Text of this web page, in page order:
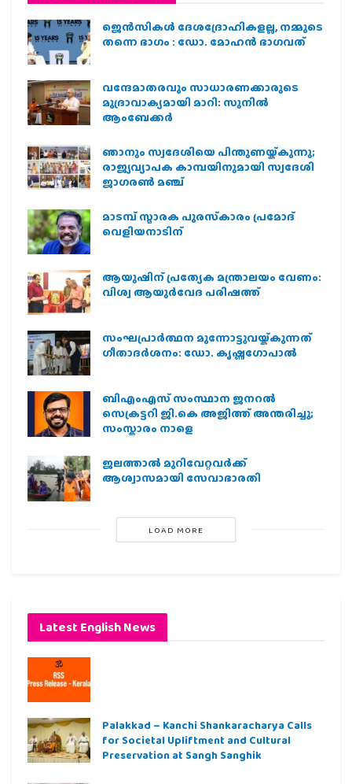
ജെന്‍സികള്‍ ദേശദ്രോഹികളല്ല, നമ്മുടെ
തന്നെ ഭാഗം : ഡോ. മോഹന്‍ ഭാഗവത്
വന്ദേമാതരവും സാധാരണക്കാരുടെ
മുദ്രാവാക്യമായി മാറി: സുനിൽ
ആംബേക്കർ
ഞാനും സ്വദേശിയെ പിന്തുണയ്ക്കുന്നു;
രാജ്യവ്യാപക കാമ്പയിനുമായി സ്വദേശി
ജാഗരണ്‍ മഞ്ച്
മാടമ്പ് സ്മാരക പുരസ്‌കാരം പ്രമോദ്
വെളിയനാടിന്
ആയുഷിന് പ്രത്യേക മന്ത്രാലയം വേണം:
വിശ്വ ആയുര്‍വേദ പരിഷത്ത്
സംഘപ്രാര്‍ത്ഥന മുന്നോട്ടുവയ്ക്കുന്നത്
ഗീതാദര്‍ശനം: ഡോ. കൃഷ്ണഗോപാല്‍
ബിഎംഎസ് സംസ്ഥാന ജനറൽ
സെക്രട്ടറി ജി.കെ അജിത്ത് അന്തരിച്ചു;
സംസ്കാരം നാളെ
ജലത്താല്‍ മുറിവേറ്റവര്‍ക്ക്
ആശ്വാസമായി സേവാഭാരതി
LOAD MORE
Latest English News
Palakkad – Kanchi Shankaracharya Calls
for Societal Upliftment and Cultural
Preservation at Sangh Sanghik